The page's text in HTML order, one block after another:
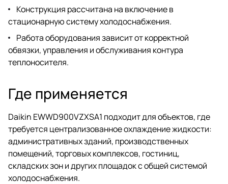
Конструкция рассчитана на включение в
стационарную систему холодоснабжения.
Работа оборудования зависит от корректной
обвязки, управления и обслуживания контура
теплоносителя.
Где применяется
Daikin EWWD900VZXSA1 подходит для объектов, где
требуется централизованное охлаждение жидкости:
административных зданий, производственных
помещений, торговых комплексов, гостиниц,
складских зон и других площадок с общей системой
холодоснабжения.